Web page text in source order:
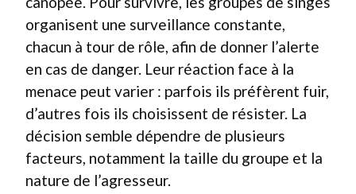
organisent une surveillance constante,
chacun à tour de rôle, afin de donner l’alerte
en cas de danger. Leur réaction face à la
menace peut varier : parfois ils préfèrent fuir,
d’autres fois ils choisissent de résister. La
décision semble dépendre de plusieurs
facteurs, notamment la taille du groupe et la
nature de l’agresseur.